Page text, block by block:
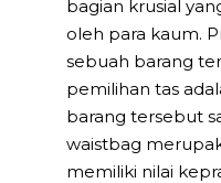
bagian krusial
oleh para kaum.
sebuah barang
pemilihan tas
barang tersebut
waistbag
memiliki nilai